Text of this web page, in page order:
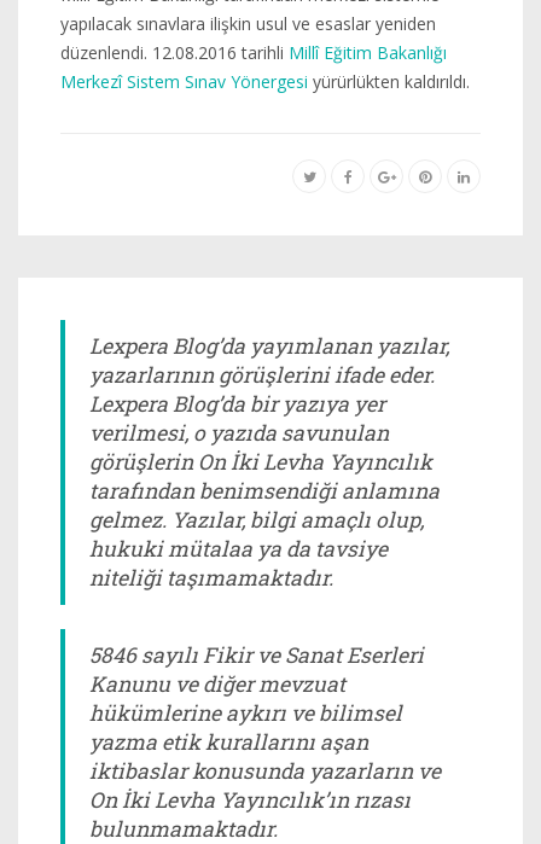
yapılacak sınavlara ilişkin usul ve esaslar yeniden
düzenlendi. 12.08.2016 tarihli Millî Eğitim Bakanlığı
Merkezî Sistem Sınav Yönergesi yürürlükten kaldırıldı.
Lexpera Blog’da yayımlanan yazılar,
yazarlarının görüşlerini ifade eder.
Lexpera Blog’da bir yazıya yer
verilmesi, o yazıda savunulan
görüşlerin On İki Levha Yayıncılık
tarafından benimsendiği anlamına
gelmez. Yazılar, bilgi amaçlı olup,
hukuki mütalaa ya da tavsiye
niteliği taşımamaktadır.
5846 sayılı Fikir ve Sanat Eserleri
Kanunu ve diğer mevzuat
hükümlerine aykırı ve bilimsel
yazma etik kurallarını aşan
iktibaslar konusunda yazarların ve
On İki Levha Yayıncılık’ın rızası
bulunmamaktadır.